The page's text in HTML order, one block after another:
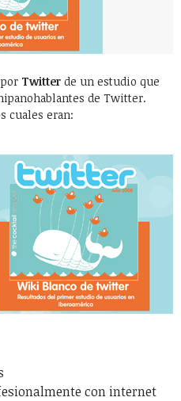
Twitter de un estudio que
de Twitter.
cuales eran:
con internet